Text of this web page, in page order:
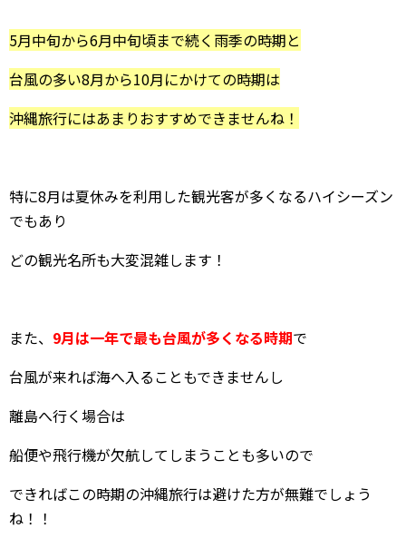
5月中旬から6月中旬頃まで続く雨季の時期と
台風の多い8月から10月にかけての時期は
沖縄旅行にはあまりおすすめできませんね！
特に8月は夏休みを利用した観光客が多くなるハイシーズン
でもあり
どの観光名所も大変混雑します！
また、 9月は一年で最も台風が多くなる時期で
台風が来れば海へ入ることもできませんし
離島へ行く場合は
船便や飛行機が欠航してしまうことも多いので
できればこの時期の沖縄旅行は避けた方が無難でしょう
ね！！